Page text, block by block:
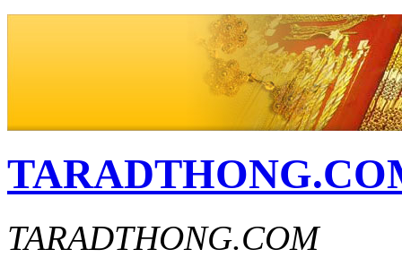
TARADTHONG.COM